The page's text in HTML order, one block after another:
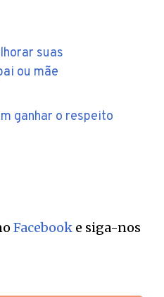
suas
ou mãe
ganhar o respeito
Facebook e siga-nos